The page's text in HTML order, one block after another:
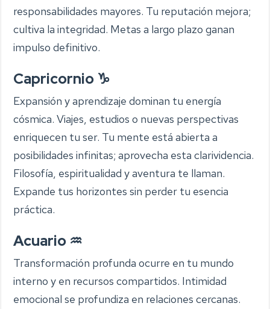
responsabilidades mayores. Tu reputación mejora;
cultiva la integridad. Metas a largo plazo ganan
impulso definitivo.
Capricornio ♑
Expansión y aprendizaje dominan tu energía
cósmica. Viajes, estudios o nuevas perspectivas
enriquecen tu ser. Tu mente está abierta a
posibilidades infinitas; aprovecha esta clarividencia.
Filosofía, espiritualidad y aventura te llaman.
Expande tus horizontes sin perder tu esencia
práctica.
Acuario ♒
Transformación profunda ocurre en tu mundo
interno y en recursos compartidos. Intimidad
emocional se profundiza en relaciones cercanas.